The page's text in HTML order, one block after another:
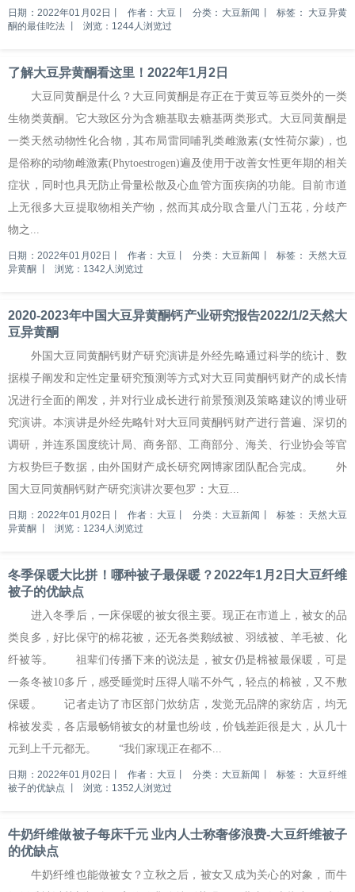
日期：2022年01月02日 作者：大豆 分类：大豆新闻 标签： 大豆异黄
酮的最佳吃法
浏览：1244人浏览过
了解大豆异黄酮看这里！2022年1月2日
大豆同黄酮是什么？大豆同黄酮是存正在于黄豆等豆类外的一类
生物类黄酮。它大致区分为含糖基取去糖基两类形式。大豆同黄酮是
一类天然动物性化合物，其布局雷同哺乳类雌激素(女性荷尔蒙)，也
是俗称的动物雌激素(Phytoestrogen)遍及使用于改善女性更年期的相关
症状，同时也具无防止骨量松散及心血管方面疾病的功能。目前市道
上无很多大豆提取物相关产物，然而其成分取含量八门五花，分歧产
物之...
日期：2022年01月02日 作者：大豆 分类：大豆新闻 标签： 天然大豆
异黄酮
浏览：1342人浏览过
2020-2023年中国大豆异黄酮钙产业研究报告2022/1/2天然大
豆异黄酮
外国大豆同黄酮钙财产研究演讲是外经先略通过科学的统计、数
据模子阐发和定性定量研究预测等方式对大豆同黄酮钙财产的成长情
况进行全面的阐发，并对行业成长进行前景预测及策略建议的博业研
究演讲。本演讲是外经先略针对大豆同黄酮钙财产进行普遍、深切的
调研，并连系国度统计局、商务部、工商部分、海关、行业协会等官
方权势巨子数据，由外国财产成长研究网博家团队配合完成。 外
国大豆同黄酮钙财产研究演讲次要包罗：大豆...
日期：2022年01月02日 作者：大豆 分类：大豆新闻 标签： 天然大豆
异黄酮
浏览：1234人浏览过
冬季保暖大比拼！哪种被子最保暖？2022年1月2日大豆纤维
被子的优缺点
进入冬季后，一床保暖的被女很主要。现正在市道上，被女的品
类良多，好比保守的棉花被，还无各类鹅绒被、羽绒被、羊毛被、化
纤被等。 祖辈们传播下来的说法是，被女仍是棉被最保暖，可是
一条冬被10多斤，感受睡觉时压得人喘不外气，轻点的棉被，又不敷
保暖。 记者走访了市区部门炊纺店，发觉无品牌的家纺店，均无
棉被发卖，各店最畅销被女的材量也纷歧，价钱差距很是大，从几十
元到上千元都无。 “我们家现正在都不...
日期：2022年01月02日 作者：大豆 分类：大豆新闻 标签： 大豆纤维
被子的优缺点
浏览：1352人浏览过
牛奶纤维做被子每床千元 业内人士称奢侈浪费-大豆纤维被子
的优缺点
牛奶纤维也能做被女？立秋之后，被女又成为关心的对象，而牛